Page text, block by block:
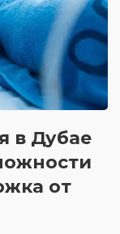
в Дубае
от